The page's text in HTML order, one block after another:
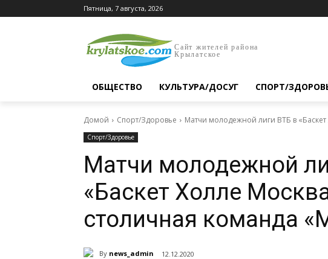
Пятница, 7 августа, 2026
Сайт жителей района
Крылатское
ОБЩЕСТВО КУЛЬТУРА/ДОСУГ СПОРТ/
Домой Спорт/Здоровье Матчи молодежной лиги ВТБ в
Спорт/Здоровье
Матчи молодежной
«Баскет Холле
столичная команда
By news_admin 12.12.2020